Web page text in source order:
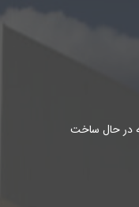
در حال ساخت